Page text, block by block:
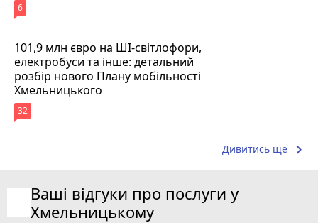
6
101,9 млн євро на ШІ-світлофори,
електробуси та інше: детальний
розбір нового Плану мобільності
Хмельницького
32
Дивитись ще keyboard_arrow_right
Ваші відгуки про послуги у
Хмельницькому